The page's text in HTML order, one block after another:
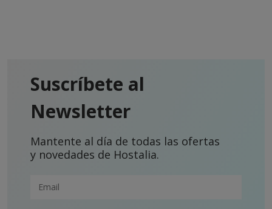
Suscríbete al
Newsletter
Mantente al día de todas las ofertas
y novedades de Hostalia.